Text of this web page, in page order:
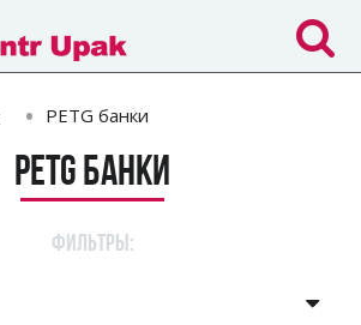
PETG банки
PETG банки
ФИЛЬТРЫ: